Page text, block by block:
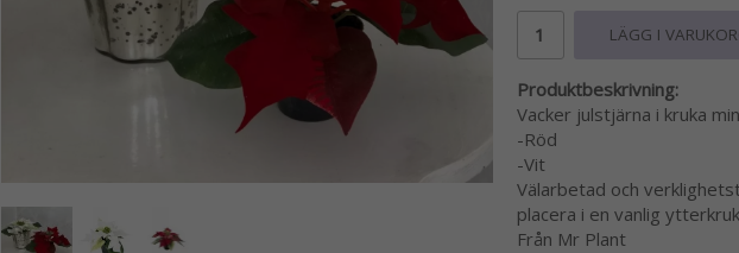
LÄGG I
Produktbeskrivning:
Vacker julstjärna i kruka
-Röd
-Vit
Välarbetad och
placera i en vanlig
Från Mr Plant